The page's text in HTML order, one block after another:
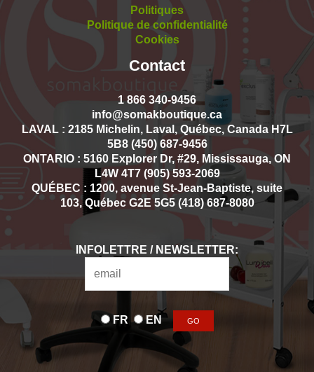
Politiques
Politique de confidentialité
Cookies
Contact
1 866 340-9456
info@somakboutique.ca
LAVAL : 2185 Michelin, Laval, Québec, Canada H7L
5B8 (450) 687-9456
ONTARIO : 5160 Explorer Dr, #29, Mississauga, ON
L4W 4T7 (905) 593-2069
QUÉBEC : 1200, avenue St-Jean-Baptiste, suite
103, Québec G2E 5G5 (418) 687-8080
INFOLETTRE / NEWSLETTER:
FR EN